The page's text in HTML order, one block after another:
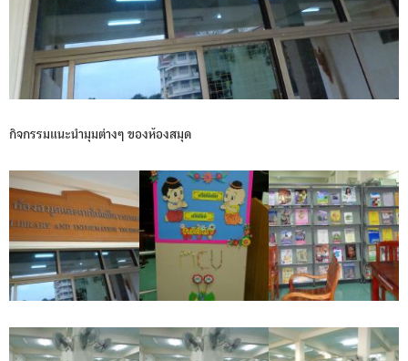
กิจกรรมแนะนำมุมต่างๆ ของห้องสมุด